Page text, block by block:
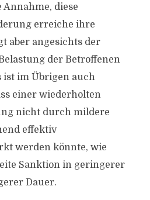
Annahme, diese
erreiche ihre
aber angesichts der
der Betroffenen
ist im Übrigen auch
einer wiederholten
nicht durch mildere
effektiv
werden könnte, wie
Sanktion in geringerer
Dauer.